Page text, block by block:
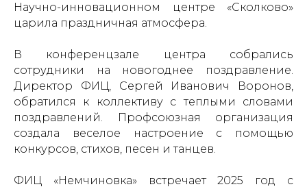
Научно-инновационном центре «Сколково»
царила праздничная атмосфера.
В конференцзале центра собрались
сотрудники на новогоднее поздравление.
Директор ФИЦ, Сергей Иванович Воронов,
обратился к коллективу с теплыми словами
поздравлений. Профсоюзная организация
создала веселое настроение с помощью
конкурсов, стихов, песен и танцев.
ФИЦ «Немчиновка» встречает 2025 год с